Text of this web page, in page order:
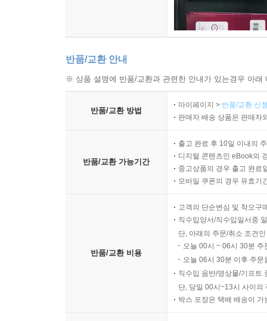
반품/교환 안내
※ 상품 설명에 반품/교환과 관련한 안내가 있는경우 아
반품/교환 방법
마이페이지 > 반품/교환 신
판매자 배송 상품은 판매자
반품/교환 가능기간
출고 완료 후 10일 이내의
디지털 콘텐츠인 eBook의
중고상품의 경우 출고 완료
모바일 쿠폰의 경우 유효기
반품/교환 비용
고객의 단순변심 및 착오구
직수입양서/직수입일서중
단, 아래의 주문/취소 조건
오늘 00시 ~ 06시 30분
오늘 06시 30분 이후 주
직수입 음반/영상물/기프트
단, 당일 00시~13시 사이의
박스 포장은 택배 배송이